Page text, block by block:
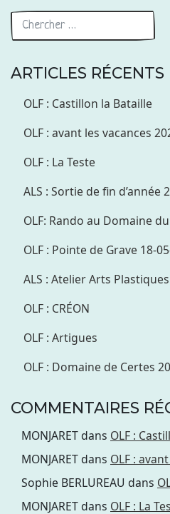
ARTICLES RÉCENTS
OLF : Castillon la Bataille
OLF : avant les vacances
OLF : La Teste
ALS : Sortie de fin d’année
OLF: Rando au Domaine
OLF : Pointe de Grave 18-
ALS : Atelier Arts Plastiques
OLF : CRÉON
OLF : Artigues
OLF : Domaine de Certes
COMMENTAIRES
MONJARETdans OLF :
MONJARETdans OLF :
Sophie BERLUREAU dans
MONJARETdans OLF : La